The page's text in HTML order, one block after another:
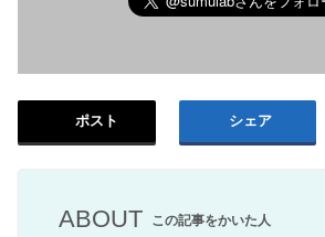
ポスト シェア
ABOUT この記事をかいた人